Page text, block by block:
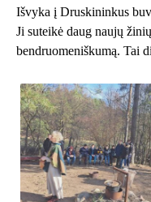
Išvyka į Druskininkus
Ji suteikė daug naujų
bendruomeniškumą. Tai